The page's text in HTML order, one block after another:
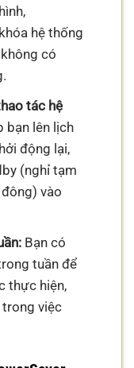
hệ thống
có
tác hệ
bạn lên lịch
động lại,
(nghỉ tạm
vào
Bạn có
tuần để
thực hiện,
việc